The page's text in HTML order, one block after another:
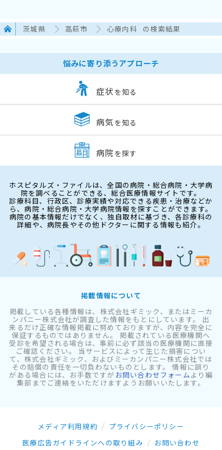
茨城県 高萩市 心療内科 の検索結果
悩みに寄り添うアプローチ
症状 を知る
病気 を知る
病院 を探す
ホスピタルズ・ファイルは、全国の病院・総合病院・大学病
院を調べることができる、総合医療情報サイトです。
診療科目、行政区、診療実績や対応できる疾患・治療などか
ら、病院・総合病院・大学病院情報を探すことができます。
病院の基本情報だけでなく、独自取材に基づき、各診療科の
詳細や、病院長やその他ドクターに関する情報も紹介。
掲載情報について
掲載している各種情報は、株式会社ギミック、またはミーカ
ンパニー株式会社が調査した情報をもとにしています。 出
来るだけ正確な情報掲載に努めておりますが、内容を完全に
保証するものではありません。 掲載されている医療機関へ
受診を希望される場合は、事前に必ず該当の医療機関に直接
ご確認ください。 当サービスによって生じた損害につい
て、株式会社ギミック、およびミーカンパニー株式会社では
その賠償の責任を一切負わないものとします。 情報に誤り
がある場合には、お手数ですが お問い合わせフォーム より編
集部までご連絡をいただけますようお願いいたします。
メディア利用規約
プライバシーポリシー
医療広告ガイドラインへの取り組み
お問い合わせ